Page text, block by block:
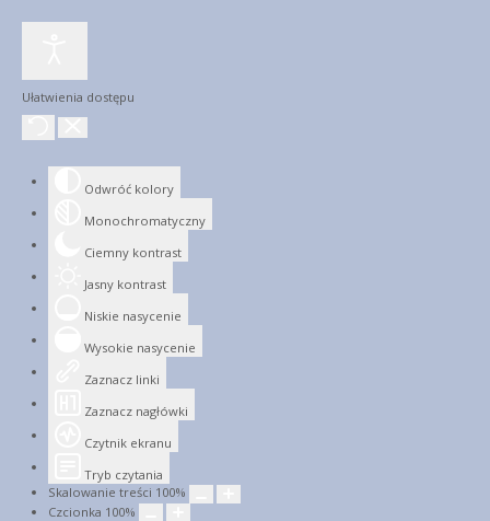
Ułatwienia dostępu
Odwróć kolory
Monochromatyczny
Ciemny kontrast
Jasny kontrast
Niskie nasycenie
Wysokie nasycenie
Zaznacz linki
Zaznacz nagłówki
Czytnik ekranu
Tryb czytania
Skalowanie treści 100%
Czcionka 100%